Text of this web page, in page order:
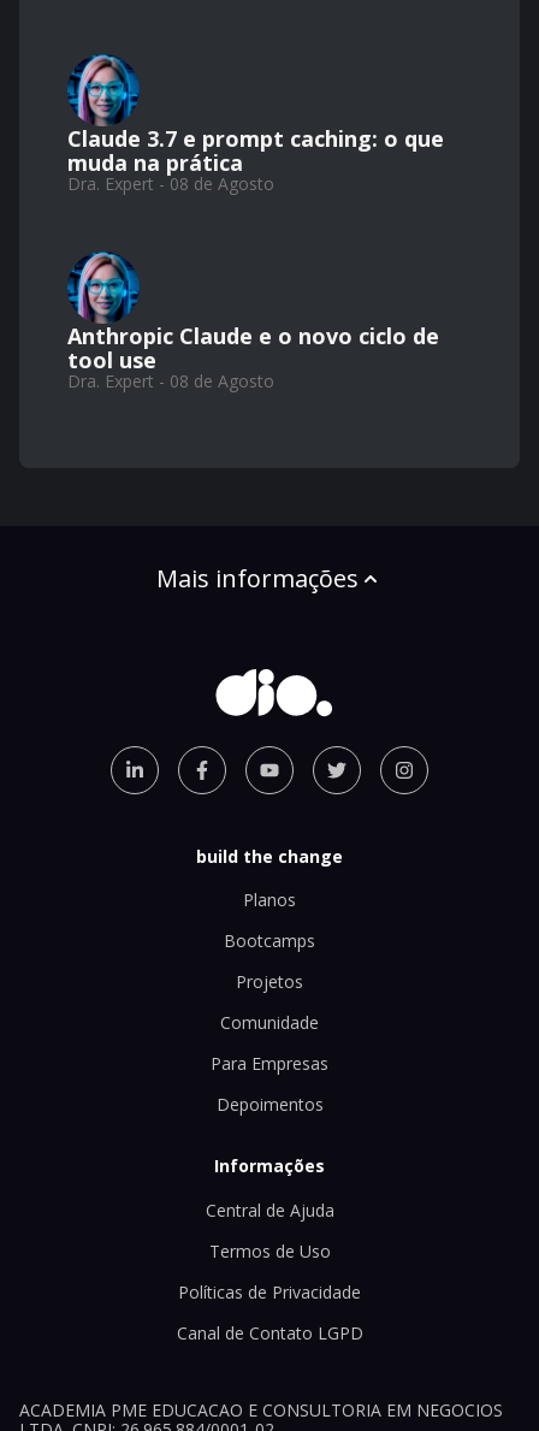
Claude 3.7 e prompt caching: o que
muda na prática
Dra. Expert - 08 de Agosto
Anthropic Claude e o novo ciclo de
tool use
Dra. Expert - 08 de Agosto
Mais informações
build the change
Planos
Bootcamps
Projetos
Comunidade
Para Empresas
Depoimentos
Informações
Central de Ajuda
Termos de Uso
Políticas de Privacidade
Canal de Contato LGPD
ACADEMIA PME EDUCACAO E CONSULTORIA EM NEGOCIOS